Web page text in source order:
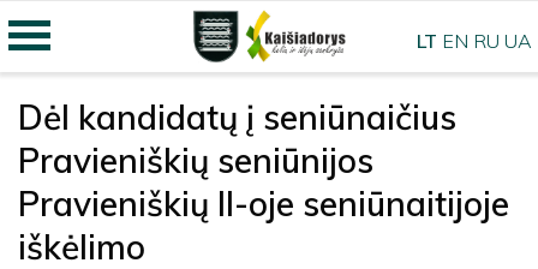
Dėl kandidatų į seniūnaičius
Pravieniškių seniūnijos
Pravieniškių II-oje seniūnaitijoje
iškėlimo
LT EN RU UA